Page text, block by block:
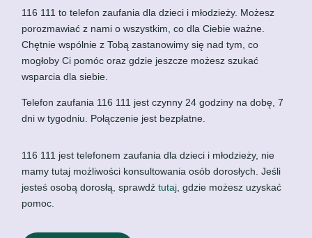
116 111 to telefon zaufania dla dzieci i młodzieży. Możesz
porozmawiać z nami o wszystkim, co dla Ciebie ważne.
Chętnie wspólnie z Tobą zastanowimy się nad tym, co
mogłoby Ci pomóc oraz gdzie jeszcze możesz szukać
wsparcia dla siebie.
Telefon zaufania 116 111 jest czynny 24 godziny na dobę, 7
dni w tygodniu. Połączenie jest bezpłatne.
116 111 jest telefonem zaufania dla dzieci i młodzieży, nie
mamy tutaj możliwości konsultowania osób dorosłych. Jeśli
jesteś osobą dorosłą, sprawdźtutaj , gdzie możesz uzyskać
pomoc.